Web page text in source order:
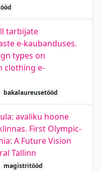
tarbijate
e-kaubanduses.
types on
clothing e-
bakalaureusetööd
avaliku hoone
First Olympic-
A Future Vision
Tallinn
magistritööd